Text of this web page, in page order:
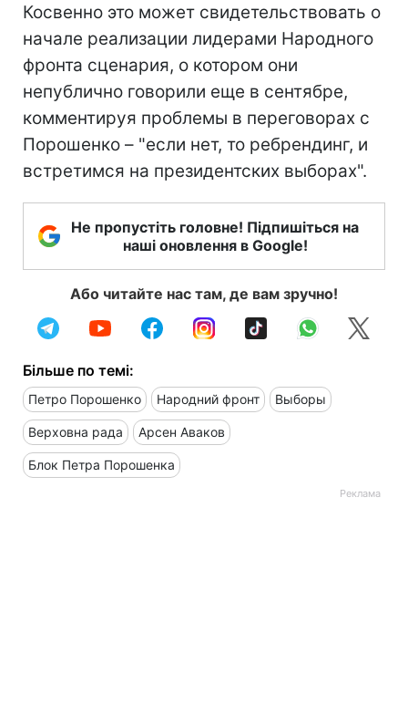
Косвенно это может свидетельствовать о
начале реализации лидерами Народного
фронта сценария, о котором они
непублично говорили еще в сентябре,
комментируя проблемы в переговорах с
Порошенко – "если нет, то ребрендинг, и
встретимся на президентских выборах".
Не пропустіть головне! Підпишіться на
наші оновлення в Google!
Або читайте нас там, де вам зручно!
Більше по темі:
Петро Порошенко Народний фронт Выборы
Верховна рада Арсен Аваков
Блок Петра Порошенка